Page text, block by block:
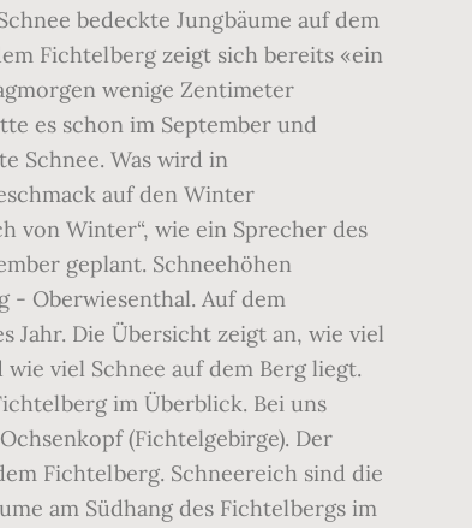
bedeckte Jungbäume auf dem
Fichtelberg zeigt sich bereits «ein
wenige Zentimeter
es schon im September und
Schnee. Was wird in
auf den Winter
von Winter“, wie ein Sprecher des
geplant. Schneehöhen
- Oberwiesenthal. Auf dem
Jahr. Die Übersicht zeigt an, wie viel
viel Schnee auf dem Berg liegt.
im Überblick. Bei uns
(Fichtelgebirge). Der
Fichtelberg. Schneereich sind die
am Südhang des Fichtelbergs im